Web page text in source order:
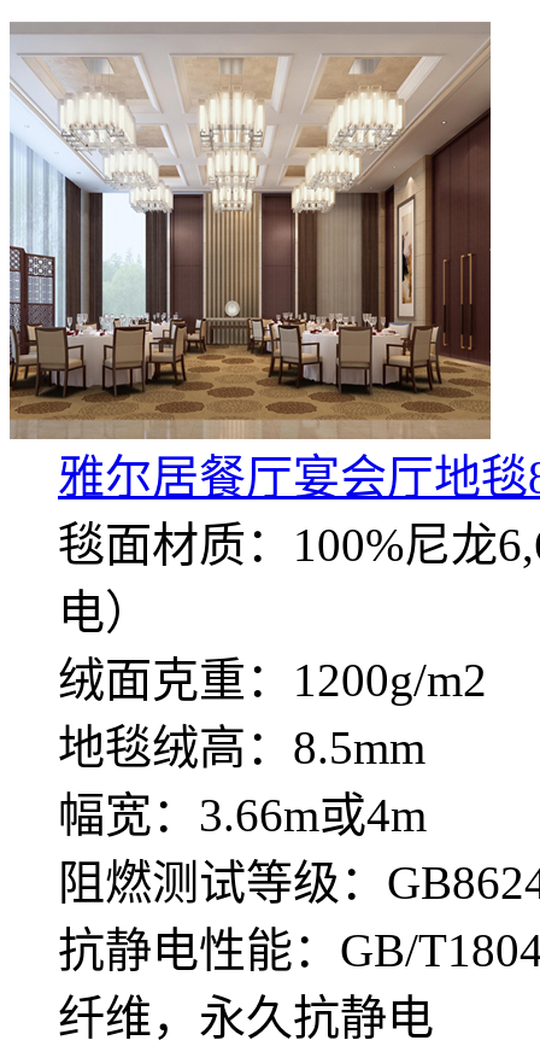
雅尔居餐厅宴会厅地毯
毯面材质：100%尼龙
电）
绒面克重：1200g/m2
地毯绒高：8.5mm
幅宽：3.66m或4m
阻燃测试等级：
抗静电性能：GB/
纤维，永久抗静电